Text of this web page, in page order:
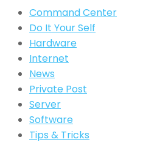
Command Center
Do It Your Self
Hardware
Internet
News
Private Post
Server
Software
Tips & Tricks